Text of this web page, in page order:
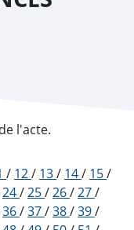
l'acte.
/ 12/ 13/ 14/ 15/
24/25/26/27/
36/37/38/39/